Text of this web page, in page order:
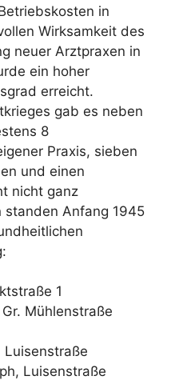
in
Wirksamkeit des
neuer Arztpraxen in
ein hoher
erreicht.
gab es neben
8
Praxis, sieben
und einen
nicht ganz
Anfang 1945
1
Mühlenstraße
Luisenstraße
Luisenstraße